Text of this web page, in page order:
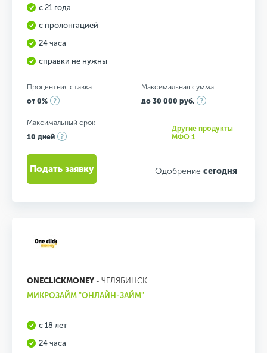
с 21 года
с пролонгацией
24 часа
справки не нужны
Процентная ставка
от 0%
Максимальная сумма
до 30 000 руб.
Максимальный срок
10 дней
Другие продукты
МФО 1
Одобрение сегодня
Подать заявку
ONECLICKMONEY - ЧЕЛЯБИНСК
МИКРОЗАЙМ "ОНЛАЙН-ЗАЙМ"
с 18 лет
24 часа